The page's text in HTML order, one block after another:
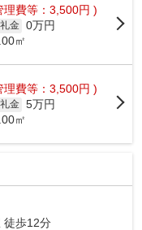
理費等：3,500円 )
礼金 0万円
㎡
理費等：3,500円 )
礼金 5万円
㎡
徒歩12分